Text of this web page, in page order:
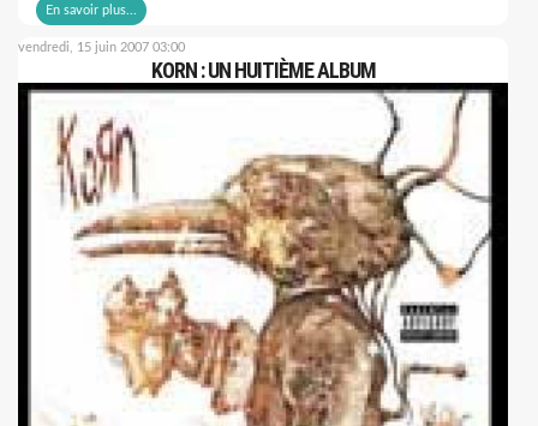
En savoir plus...
vendredi, 15 juin 2007 03:00
KORN : UN HUITIÈME ALBUM